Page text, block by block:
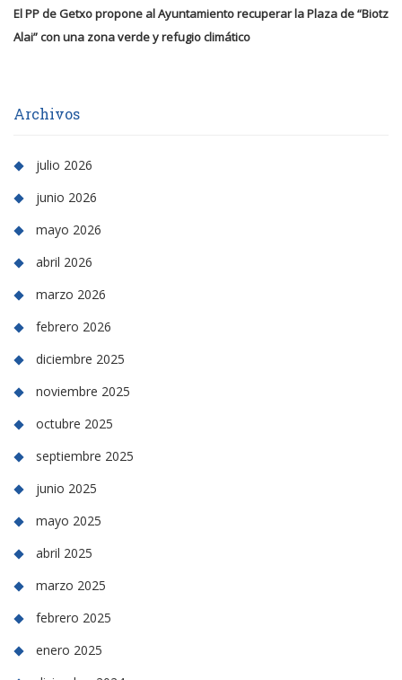
El PP de Getxo propone al Ayuntamiento recuperar la Plaza de “Biotz
Alai” con una zona verde y refugio climático
Archivos
julio 2026
junio 2026
mayo 2026
abril 2026
marzo 2026
febrero 2026
diciembre 2025
noviembre 2025
octubre 2025
septiembre 2025
junio 2025
mayo 2025
abril 2025
marzo 2025
febrero 2025
enero 2025